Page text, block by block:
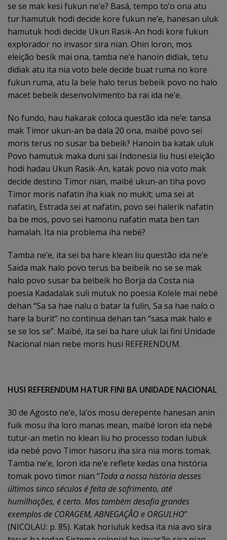
se se mak kesi fukun ne’e? Basá, tempo to’o ona atu
tur hamutuk hodi decide kore fukun ne’e, hanesan uluk
hamutuk hodi decide Ukun Rasik-An hodi kore fukun
explorador no invasor sira nian. Ohin loron, mos
eleição besik mai ona, tamba ne’e hanoin didiak, tetu
didiak atu ita nia voto bele decide buat ruma no kore
fukun ruma, atu la bele halo terus bebeik povo no halo
macet bebeik desenvolvimento ba rai ida ne’e.
No fundo, hau hakarak coloca questão ida ne’e: tansa
mak Timor ukun-an ba dala 20 ona, maibé povo sei
moris terus no susar ba bebeik? Hanoin ba katak uluk
Povo hamutuk maka duni sai Indonesia liu husi eleição
hodi hadau Ukun Rasik-An, katak povo nia voto mak
decide destino Timor nian, maibé ukun-an tiha povo
Timor moris nafatin iha kiak no mukit; uma sei at
nafatin, Estrada sei at nafatin, povo sei halerik nafatin
ba be mos, povo sei hamonu nafatin mata ben tan
hamalah. Ita nia problema iha nebé?
Tamba ne’e, ita sei ba hare klean liu questão ida ne’e
Saida mak halo povo terus ba beibeik no se se mak
halo povo susar ba beibeik ho Borja da Costa nia
poesia Kadadalak suli mutuk no poesia Kolele mai nebé
dehan “Sa sa hae nalu o batar la fulin, Sa sa hae nalo o
hare la burit” no continua dehan tan “sasa mak halo e
se se los se”. Maibé, ita sei ba hare uluk lai fini Unidade
Nacional nian nebe moris husi REFERENDUM.
HUSI REFERENDUM HATUR FINI BA UNIDADE NACIONAL
30 de Agosto ne’e, la’os mosu derepente hanesan anin
fuik mosu iha loro manas mean, maibé loron ida nebé
tutur-an metin no klean liu ho processo todan lubuk
ida nebé povo Timor hasoru iha sira nia moris tomak.
Tamba ne’e, loron ida ne’e reflete kedas ona história
tomak povo timor nian “Toda a nossa história desses
últimos sinco séculos é feita de sofrimento, até
humilhações, é certo. Mas também desafia grandes
exemplos de CORAGEM, ABNEGAÇÃO e ORGULHO”
(NICOLAU: p. 85). Katak horiuluk kedsa ita nia avo sira